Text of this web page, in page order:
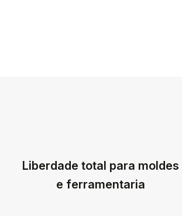
Liberdade total para moldes
e ferramentaria